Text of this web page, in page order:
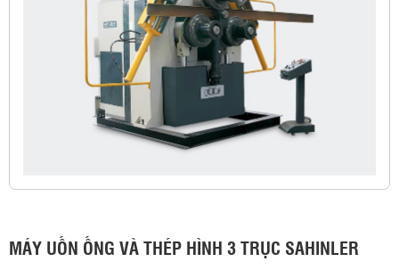
MÁY UỐN ỐNG VÀ THÉP HÌNH 3 TRỤC SAHINLER